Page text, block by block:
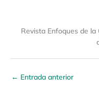
Revista Enfoques de la
← Entrada anterior